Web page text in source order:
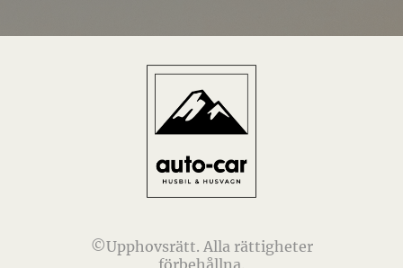
©Upphovsrätt. Alla rättigheter